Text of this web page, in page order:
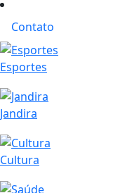
Contato
Esportes
Jandira
Cultura